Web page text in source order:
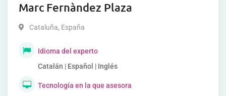
Marc Fernàndez Plaza
Cataluña, España
Idioma del experto
Catalán | Español | Inglés
Tecnología en la que asesora